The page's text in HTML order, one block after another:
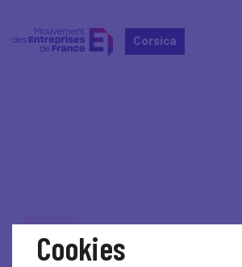
Corsica
ECONOMY
ECONOMY
Cookies